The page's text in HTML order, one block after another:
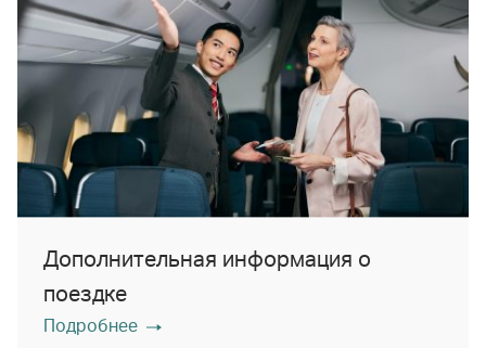
Дополнительная информация о
поездке
Подробнее